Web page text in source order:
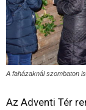
A faházaknál szombaton
Az Adventi Tér